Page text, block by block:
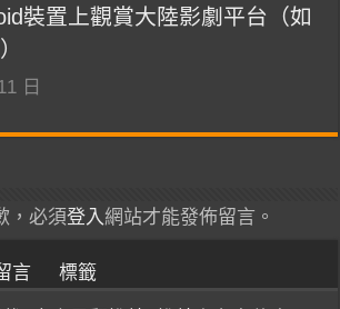
裝置上觀賞大陸影劇平台（如
日
，必須登入 網站才能發佈留言。
言 標籤